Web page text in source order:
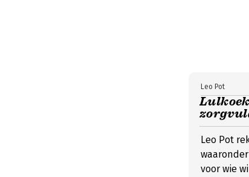
Leo Pot
Leo Pot
voor wie